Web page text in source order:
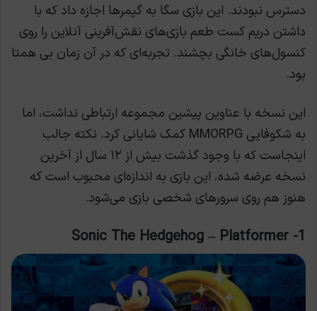
دسترس نبودند. این بازی سگا به گیمرها اجازه داد که با
داشتن دریم کست طعم بازی‌های نقش‌آفرینی آنلاین را روی
کنسول‌های خانگی بچشند. تجربه‌ای که در آن زمان بی همتا
بود.
این نسخه با عناوین پیشین مجموعه ارتباطی نداشت، اما
به شکوفایی MMORPG کمک شایانی کرد. نکته جالب
اینجاست که با وجود گذشت بیش از ۱۲ سال از آخرین
نسخه عرضه شده، این بازی به اندازه‌ای محبوب است که
هنوز هم روی سرورهای شخصی بازی می‌شود.
1- Sonic The Hedgehog – Platformer